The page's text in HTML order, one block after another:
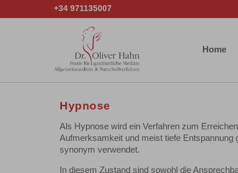
+34 971135007
Home
Hypnose
Als Hypnose wird ein Verfahren zum
Aufmerksamkeit und meist tiefe Entspannung
synonym verwendet.
In diesem Zustand sind sowohl die